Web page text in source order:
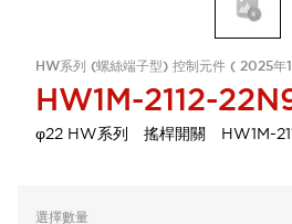
HW系列 (螺絲端子型) 控制元件 ( 2025年
HW1M-2112-
φ22 HW系列 搖桿開關 HW1M-
選擇數量